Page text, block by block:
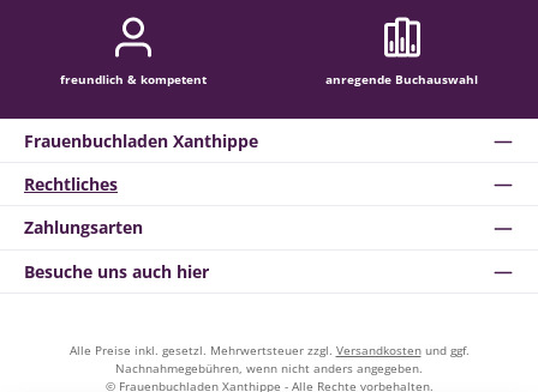
freundlich & kompetent anregende Buchauswahl
Rechtliches
Zahlungsarten
Besuche uns auch hier
Frauenbuchladen Xanthippe
Alle Preise inkl. gesetzl. Mehrwertsteuer zzgl. Versandkostenund ggf.
Nachnahmegebühren, wenn nicht anders angegeben.
© Frauenbuchladen Xanthippe - Alle Rechte vorbehalten.